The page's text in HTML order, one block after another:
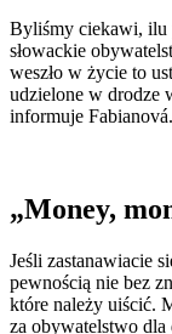
Byliśmy ciekawi, ilu
słowackie
weszło w życie to
udzielone w drodze
informuje Fabianová.
„Money,
Jeśli zastanawiacie
pewnością nie bez
które należy uiścić.
za obywatelstwo dla